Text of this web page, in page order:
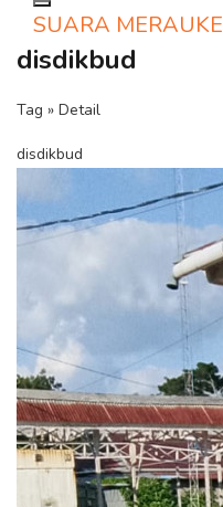
Toggle navigation
SUARA MERAUKE
disdikbud
Tag » Detail
disdikbud